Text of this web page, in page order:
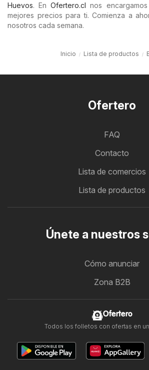
Huevos. EnOfertero.cl nos
mejores precios para ti. Comienza a
nosotros cada semana.
Inicio Lista de productos
Ofertero
FAQ
Contacto
Lista de comercios
Lista de productos
Únete a nuestros
Cómo anunciar
Zona B2B
Ofertero
Todos los folletos con ofertas en